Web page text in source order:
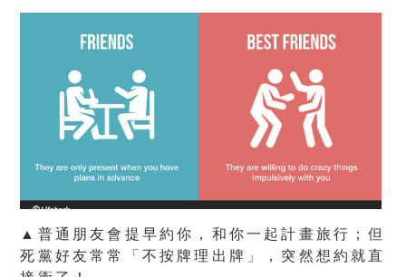
▲普通朋友會提早約你，和你一起計畫旅行；但
死黨好友常常「不按牌理出牌」，突然想約就直